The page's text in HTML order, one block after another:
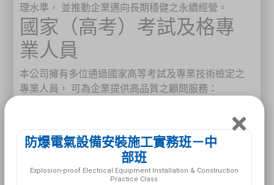
理水準， 並推動企業邁向長期穩健之永續經營。
國家（高考）考試及格專
業人員
本公司擁有多位通過國家高等考試及專業技術檢定之
專業人員， 可為企業提供高品質之顧問服務：
職業衛生技師
環境工程技師
機械工程技師
防爆電氣設備安裝施工實務班－中
部班
Explosion-proof Electrical Equipment Installation & Construction
Practice Class